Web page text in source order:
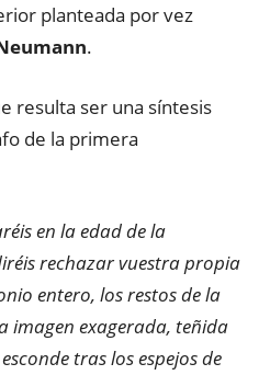
planteada por vez
.
resulta ser una síntesis
de la primera
en la edad de la
rechazar vuestra propia
entero, los restos de la
exagerada, teñida
tras los espejos de